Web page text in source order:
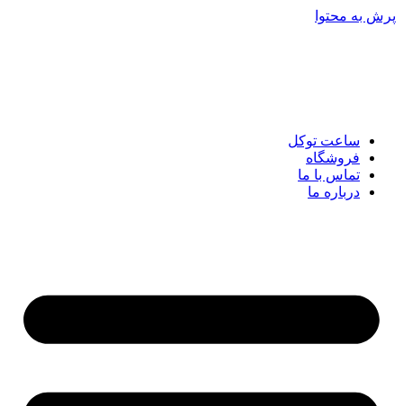
پرش به محتوا
ساعت توکل
فروشگاه
تماس با ما
درباره ما